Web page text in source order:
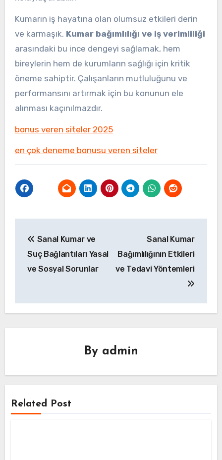
Kumarın iş hayatına olan olumsuz etkileri derin
ve karmaşık. Kumar bağımlılığı ve iş verimliliği
arasındaki bu ince dengeyi sağlamak, hem
bireylerin hem de kurumların sağlığı için kritik
öneme sahiptir. Çalışanların mutluluğunu ve
performansını artırmak için bu konunun ele
alınması kaçınılmazdır.
bonus veren siteler 2025
en çok deneme bonusu veren siteler
gezinmesi
Sanal Kumar ve
Suç Bağlantıları Yasal
ve Sosyal Sorunlar
Sanal Kumar
Bağımlılığının Etkileri
ve Tedavi Yöntemleri
By admin
Related Post